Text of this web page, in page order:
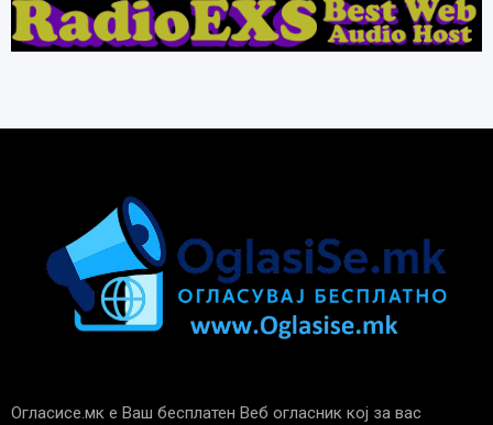
Огласисе.мк е Ваш бесплатен Веб огласник кој за вас